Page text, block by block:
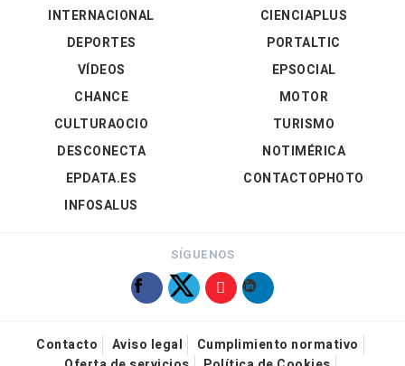
INTERNACIONAL
DEPORTES
VÍDEOS
CIENCIAPLUS
PORTALTIC
EPSOCIAL
CHANCE
CULTURAOCIO
DESCONECTA
EPDATA.ES
INFOSALUS
MOTOR
TURISMO
NOTIMÉRICA
CONTACTOPHOTO
SÍGUENOS
Contacto Aviso legal
Cumplimiento normativo